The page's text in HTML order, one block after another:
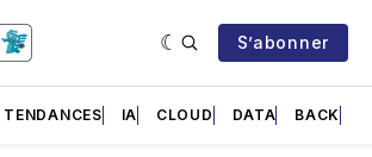
S’abonner
TENDANCES IA CLOUD DATA BACK